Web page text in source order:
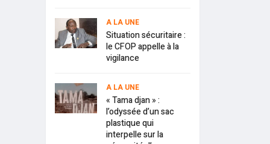
A LA UNE
Situation sécuritaire :
le CFOP appelle à la
vigilance
A LA UNE
« Tama djan » :
l’odyssée d’un sac
plastique qui
interpelle sur la